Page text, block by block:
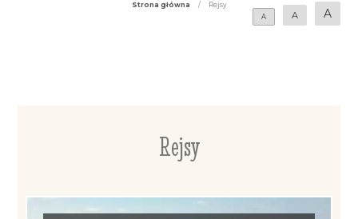
Strona główna /
Rejsy
A
A A
Rejsy